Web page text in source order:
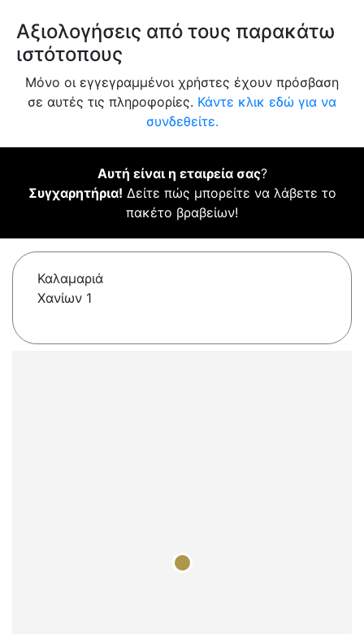
Αξιολογήσεις από τους παρακάτω
ιστότοπους
Μόνο οι εγγεγραμμένοι χρήστες έχουν πρόσβαση
σε αυτές τις πληροφορίες. Κάντε κλικ εδώ για να
συνδεθείτε.
Αυτή είναι η εταιρεία σας?
Συγχαρητήρια! Δείτε πώς μπορείτε να λάβετε το
πακέτο βραβείων!
Καλαμαριά
Χανίων 1